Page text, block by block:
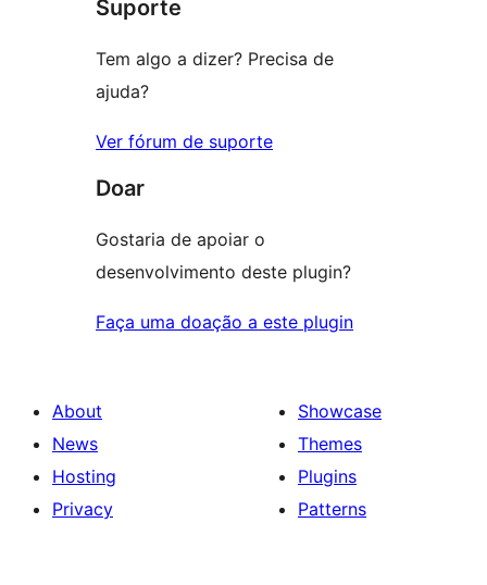
Suporte
Tem algo a dizer? Precisa de
ajuda?
Ver fórum de suporte
Doar
Gostaria de apoiar o
desenvolvimento deste plugin?
Faça uma doação a este plugin
About
News
Hosting
Privacy
Showcase
Themes
Plugins
Patterns